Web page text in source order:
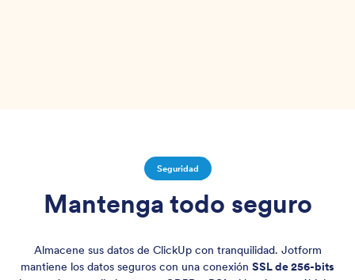
Seguridad
Mantenga todo seguro
Almacene sus datos de ClickUp con tranquilidad. Jotform
mantiene los datos seguros con una conexión SSL de 256-bits